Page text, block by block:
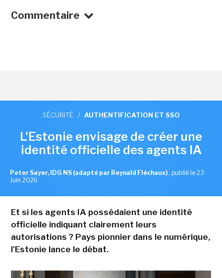
Commentaire
SÉCURITÉ / AUTHENTIFICATION ET SSO
L'Estonie envisage de créer une
identité officielle des agents IA
Peter Sayer, IDG NS (adapté par Reynald Fléchaux) , publié le 23
Juin 2026
Et si les agents IA possédaient une identité
officielle indiquant clairement leurs
autorisations ? Pays pionnier dans le numérique,
l'Estonie lance le débat.